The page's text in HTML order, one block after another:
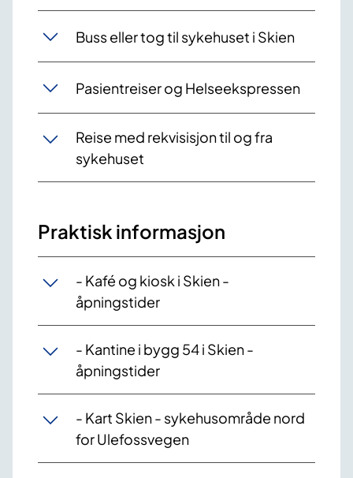
Buss eller tog til sykehuset i Skien
Pasientreiser og Helseekspressen
Reise med rekvisisjon til og fra
sykehuset
Praktisk informasjon
- Kafé og kiosk i Skien -
åpningstider
- Kantine i bygg 54 i Skien -
åpningstider
- Kart Skien - sykehusområde nord
for Ulefossvegen